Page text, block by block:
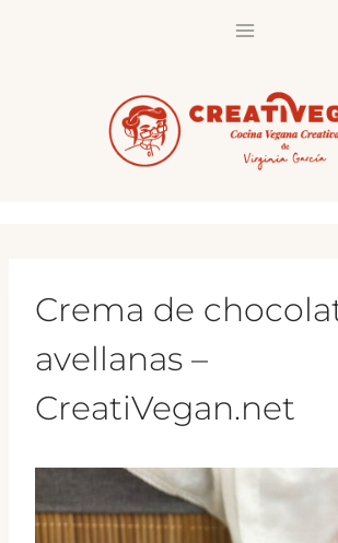
Crema de
avellanas –
CreatiVegan.net